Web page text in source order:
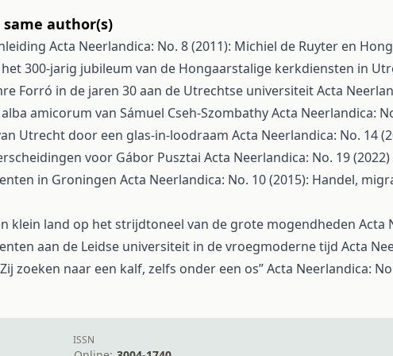
author(s)
Acta Neerlandica: No. 8 (2011): Michiel de Ruyter en
300-jarig jubileum van de Hongaarstalige kerkdiensten in
Forró in de jaren 30 aan de Utrechtse universiteitActa
amicorum van Sámuel Cseh-SzombathyActa Neerlandica:
Utrecht door een glas-in-loodraam Acta Neerlandica: No. 14
voor Gábor Pusztai Acta Neerlandica: No. 19 (2022)
in Groningen Acta Neerlandica: No. 10 (2015): Handel,
klein land op het strijdtoneel van de grote mogendheden Acta
aan de Leidse universiteit in de vroegmoderne tijd Acta
zoeken naar een kalf, zelfs onder een os”Acta Neerlandica:
ISSN